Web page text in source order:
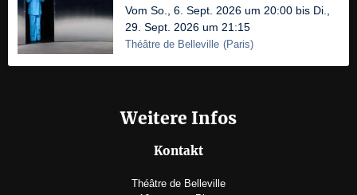
Vom So., 6. Sept. 2026 um 20:00 bis Di.,
29. Sept. 2026 um 21:15
Théâtre de Belleville (Paris)
Weitere Infos
Kontakt
Théâtre de Belleville